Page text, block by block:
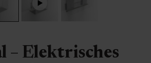
– Elektrisches